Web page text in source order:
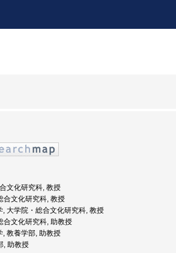
文化研究科, 教授
合文化研究科, 教授
大学院・総合文化研究科, 教授
合文化研究科, 助教授
教養学部, 助教授
, 助教授